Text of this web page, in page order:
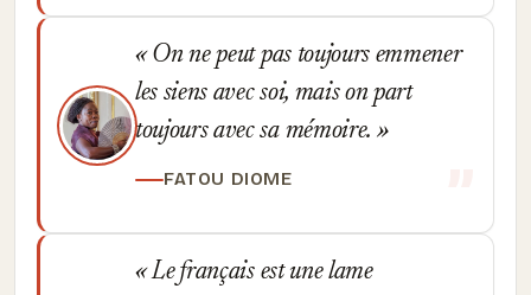
On ne peut pas toujours emmener
les siens avec soi, mais on part
toujours avec sa mémoire.
FATOU DIOME
Le français est une lame